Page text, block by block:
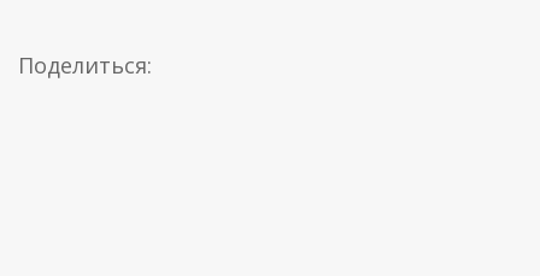
Поделиться: